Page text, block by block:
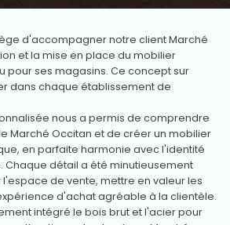
d'accompagner notre client Marché
et la mise en place du mobilier
pour ses magasins. Ce concept sur
dans chaque établissement de
nous a permis de comprendre
Marché Occitan et de créer un mobilier
en parfaite harmonie avec l'identité
Chaque détail a été minutieusement
de vente, mettre en valeur les
d'achat agréable à la clientèle.
intégré le bois brut et l'acier pour